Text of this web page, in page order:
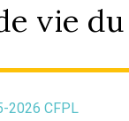
vie
2026 CFPL